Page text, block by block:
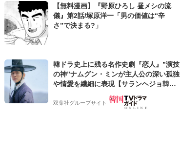
【無料漫画】『野原ひろし 昼メシの流
儀』第2話/塚原洋一「男の価値は“辛
さ”で決まる?」
韓ドラ史上に残る名作史劇『恋人』”演技
の神”ナムグン・ミンが主人公の深い孤独
や情愛を繊細に表現【サランヘジョ韓ド
双葉社グループサイト